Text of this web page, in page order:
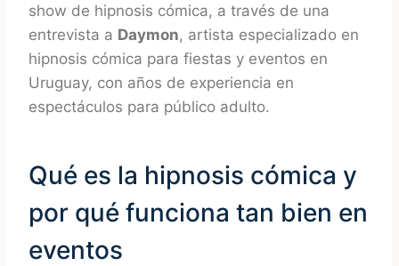
show de hipnosis cómica, a través de una
entrevista a Daymon, artista especializado en
hipnosis cómica para fiestas y eventos en
Uruguay, con años de experiencia en
espectáculos para público adulto.
Qué es la hipnosis cómica y
por qué funciona tan bien en
eventos